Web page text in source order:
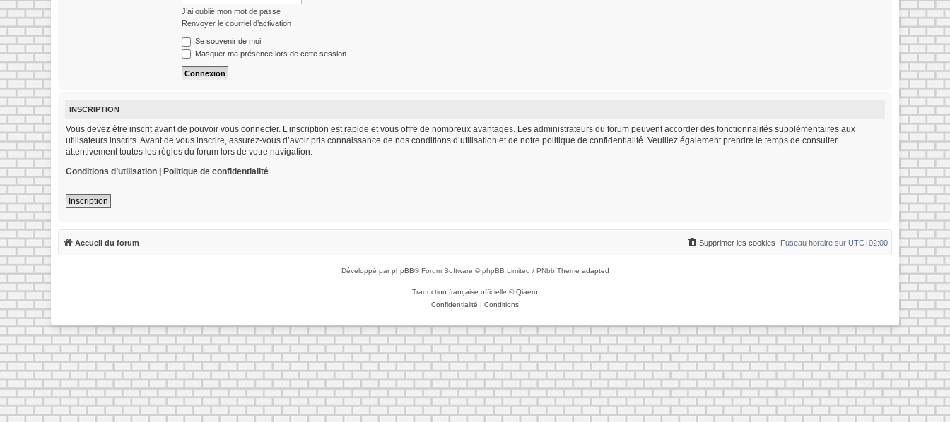
J’ai oublié mon mot de passe
Renvoyer le courriel d’activation
Se souvenir de moi
Masquer ma présence lors de cette session
INSCRIPTION
Vous devez être inscrit avant de pouvoir vous connecter. L’inscription est rapide et vous offre de nombreux avantages. Les administrateurs du forum peuvent accorder des fonctionnalités supplémentaires aux
utilisateurs inscrits. Avant de vous inscrire, assurez-vous d’avoir pris connaissance de nos conditions d’utilisation et de notre politique de confidentialité. Veuillez également prendre le temps de consulter
attentivement toutes les règles du forum lors de votre navigation.
Conditions d’utilisation | Politique de confidentialité
Inscription
Accueil du forum Fuseau horaire sur UTC+02:00
Supprimer les cookies
Développé parphpBB® Forum Software © phpBB Limited / PNbb Theme adapted
Traduction française officielle ©Qiaeru
Confidentialité | Conditions